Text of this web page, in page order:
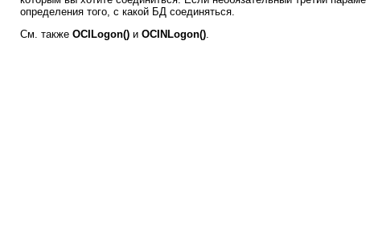
определения того, с какой БД соединяться.
См. также OCILogon() и OCINLogon().